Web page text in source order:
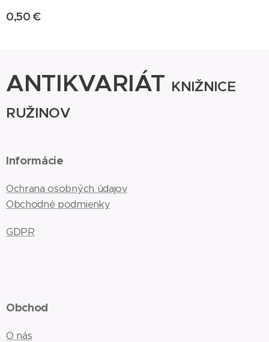
0,50 €
ANTIKVARIÁT KNIŽNICE
RUŽINOV
Informácie
Ochrana osobných údajov
Obchodné podmienky
GDPR
Obchod
O nás